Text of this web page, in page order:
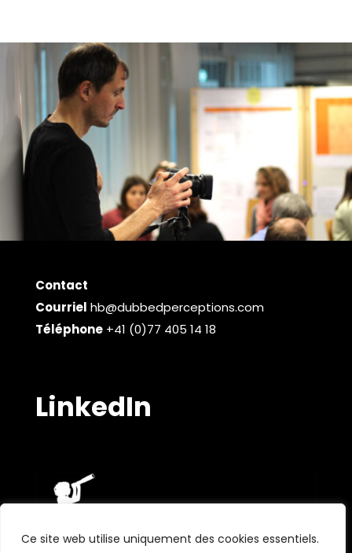
Ce site web utilise uniquement des cookies essentiels.
Contact
Courriel hb@dubbedperceptions.com
Téléphone+41 (0)77 405 14 18
LinkedIn